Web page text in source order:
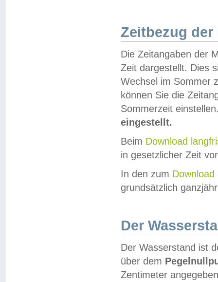
Zeitbezug der
Die Zeitangaben der
Zeit dargestellt. Dies
Wechsel im Sommer
können Sie die
Sommerzeit
eingestellt.
Beim Download
in gesetzlicher Zeit
In den zum Download
grundsätzlich
Der
Der Wasserstand ist
über dem
Zentimeter